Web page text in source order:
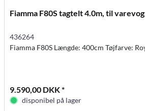
Fiamma F80S tagtelt 4.0m, til
436264
Fiamma F80S Længde: 400cm Tøjfarve:
9.590,00 DKK *
disponibel på lager